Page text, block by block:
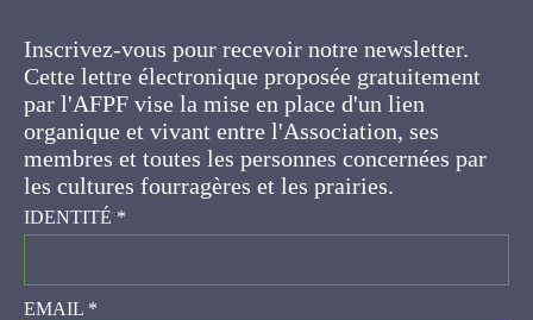
Cette lettre électronique proposée
gratuitement par l'AFPF vise la mise en place
d'un lien organique et vivant entre l'Association,
ses membres et toutes les personnes
concernées par les cultures fourragères et les
prairies.
IDENTITÉ*
EMAIL*